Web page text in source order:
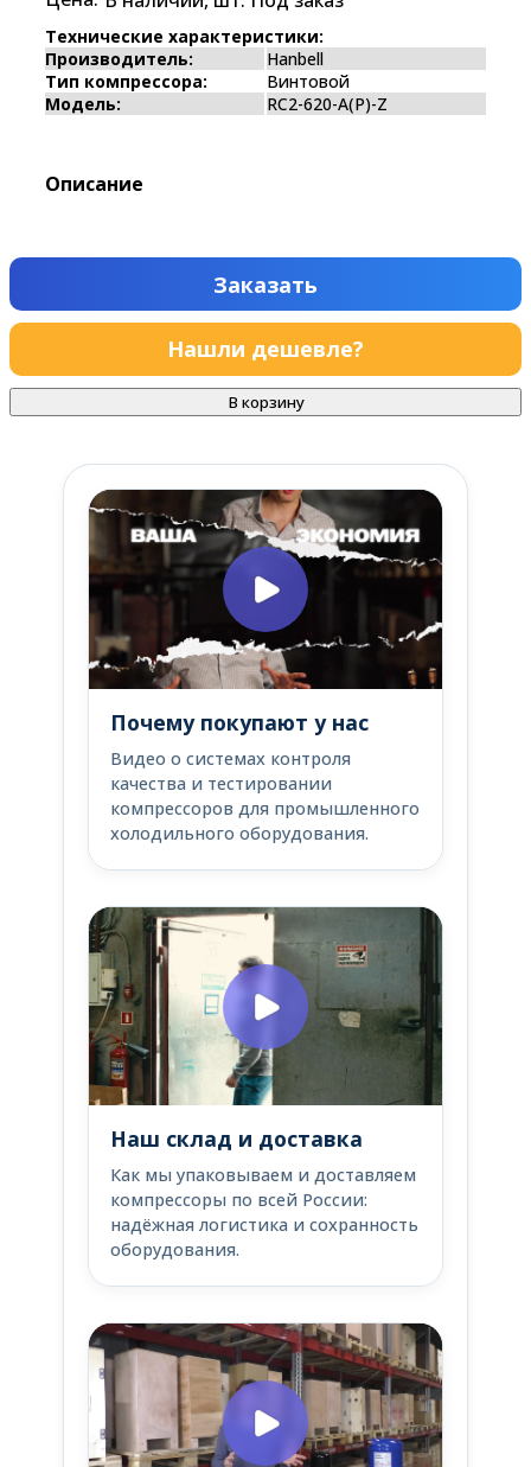
Технические характеристики:
Производитель:
Hanbell
Тип компрессора:
Винтовой
Модель:
RC2-620-A(P)-Z
Описание
Заказать
Нашли дешевле?
В корзину
Почему покупают у нас
Видео о системах контроля
качества и тестировании
компрессоров для промышленного
холодильного оборудования.
Наш склад и доставка
Как мы упаковываем и доставляем
компрессоры по всей России:
надёжная логистика и сохранность
оборудования.